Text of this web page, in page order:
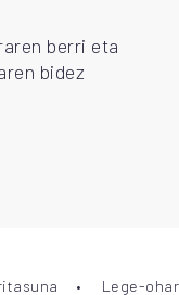
berri eta
bidez
Lege-